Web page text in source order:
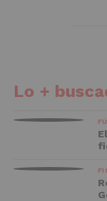
Lo +